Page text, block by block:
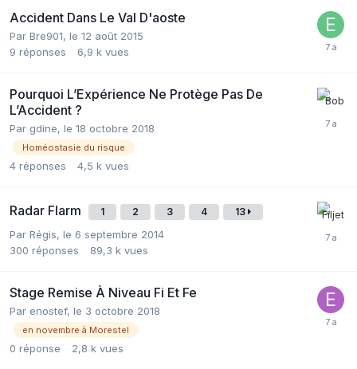
Accident Dans Le Val D'aoste
Par Bre901, le 12 août 2015
9 réponses 6,9 k vues
Pourquoi L’Expérience Ne Protège Pas De
L’Accident ?
Par gdine, le 18 octobre 2018
Homéostasie du risque
4 réponses 4,5 k vues
Radar Flarm 1 2 3 4 13
Par Régis, le 6 septembre 2014
300 réponses 89,3 k vues
Stage Remise À Niveau Fi Et Fe
Par enostef, le 3 octobre 2018
en novembre à Morestel
0 réponse 2,8 k vues